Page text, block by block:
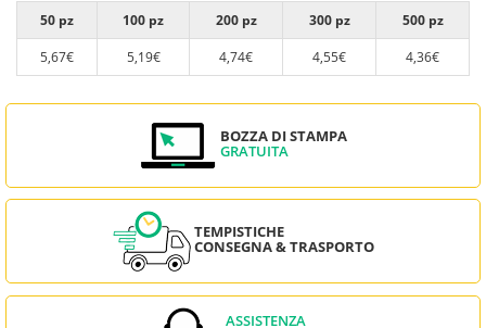
50 pz 100 pz 200 pz 300 pz
500 pz
5,67€
5,19€ 4,74€ 4,55€ 4,36€
BOZZA DI STAMPA
GRATUITA
TEMPISTICHE
CONSEGNA & TRASPORTO
ASSISTENZA